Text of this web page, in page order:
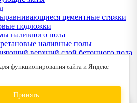
цементные стяжки
подложки
наливного пола
наливные полы
верхний слой бетонного пола
деревянных полов
функционирования сайта и Яндекс
Принять